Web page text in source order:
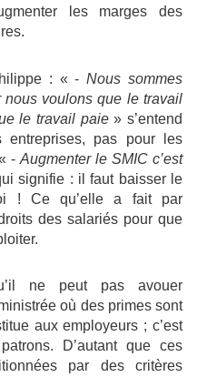
les marges des
: « -Nous sommes
voulons que le travail
le travail paie» s’entend
entreprises, pas pour les
- Augmenter le SMIC c’est
signifie : il faut baisser le
! Ce qu’elle a fait par
des salariés pour que
ne peut pas avouer
où des primes sont
aux employeurs ; c’est
D’autant que ces
par des critères